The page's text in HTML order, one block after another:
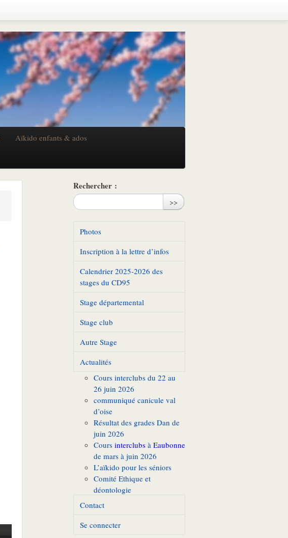
Aïkido enfants & ados
Rechercher :
>>
Photos
Inscription à la lettre d’infos
Calendrier 2025-2026 des
stages du CD95
Stage départemental
Stage club
Autre Stage
Actualités
Cours interclubs du 22 au
26 juin 2026
communiqué canicule val
d’oise
Résultat des grades Dan de
juin 2026
Cours interclubs à Eaubonne
de mars à juin 2026
L’aïkido pour les séniors
Comité Ethique et
déontologie
Contact
Se connecter